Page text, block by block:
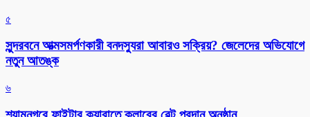
৫
সুন্দরবনে আত্মসমর্পণকারী বনদস্যুরা আবারও সক্রিয়? জেলেদের অভিযোগে
নতুন আতঙ্ক
৬